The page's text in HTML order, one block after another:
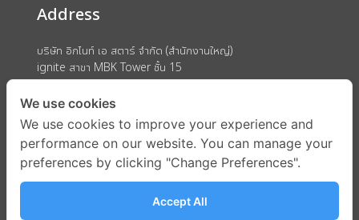
Address
บริษัท อิกไนท์ เอ สตาร์ จำกัด (สำนักงานใหญ่)
ignite สาขา MBK Tower ชั้น 15
ถนนพญาไท แขวงวังใหม่ เขตปทุมวัน กรุงเทพมหานคร 10330
We use cookies
We use cookies to improve your experience and
performance on our website. You can manage your
preferences by clicking "Change Preferences".
Accept All